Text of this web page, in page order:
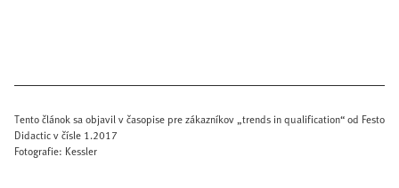
Tento článok sa objavil v časopise pre zákazníkov „trends in qualification“ od Festo
Didactic v čísle 1.2017
Fotografie: Kessler